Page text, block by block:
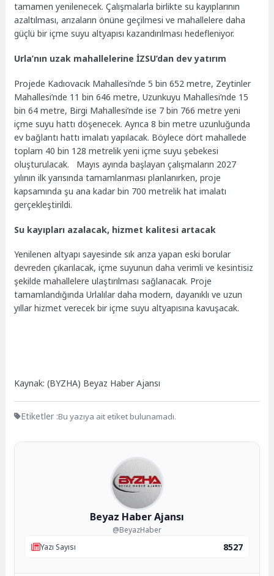
tamamen yenilenecek. Çalışmalarla birlikte su kayıplarının
azaltılması, arızaların önüne geçilmesi ve mahallelere daha
güçlü bir içme suyu altyapısı kazandırılması hedefleniyor.
Urla’nın uzak mahallelerine İZSU’dan dev yatırım
Projede Kadıovacık Mahallesi’nde 5 bin 652 metre, Zeytinler
Mahallesi’nde 11 bin 646 metre, Uzunkuyu Mahallesi’nde 15
bin 64 metre, Birgi Mahallesi’nde ise 7 bin 766 metre yeni
içme suyu hattı döşenecek. Ayrıca 8 bin metre uzunluğunda
ev bağlantı hattı imalatı yapılacak. Böylece dört mahallede
toplam 40 bin 128 metrelik yeni içme suyu şebekesi
oluşturulacak. Mayıs ayında başlayan çalışmaların 2027
yılının ilk yarısında tamamlanması planlanırken, proje
kapsamında şu ana kadar bin 700 metrelik hat imalatı
gerçekleştirildi.
Su kayıpları azalacak, hizmet kalitesi artacak
Yenilenen altyapı sayesinde sık arıza yapan eski borular
devreden çıkarılacak, içme suyunun daha verimli ve kesintisiz
şekilde mahallelere ulaştırılması sağlanacak. Proje
tamamlandığında Urlalılar daha modern, dayanıklı ve uzun
yıllar hizmet verecek bir içme suyu altyapısına kavuşacak.
Kaynak: (BYZHA) Beyaz Haber Ajansı
Etiketler :Bu yazıya ait etiket bulunamadı.
Beyaz Haber Ajansı
@BeyazHaber
Yazı Sayısı
8527